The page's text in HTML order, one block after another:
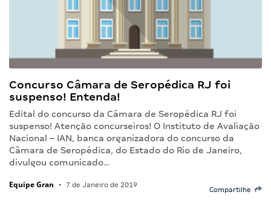
Concurso Câmara de Seropédica RJ foi
suspenso! Entenda!
Edital do concurso da Câmara de Seropédica RJ foi
suspenso! Atenção concurseiros! O Instituto de Avaliação
Nacional – IAN, banca organizadora do concurso da
Câmara de Seropédica, do Estado do Rio de Janeiro,
divulgou comunicado…
Equipe Gran • 7 de Janeiro de 2019
Compartilhe